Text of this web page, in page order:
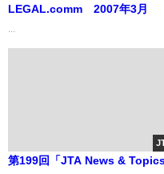
LEGAL.comm 2007年3月
第199回「JTA News &